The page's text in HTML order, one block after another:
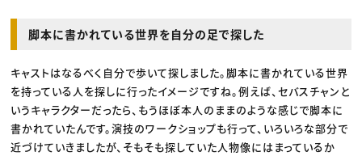
脚本に書かれている世界を自分の足で探した
キャストはなるべく自分で歩いて探しました。脚本に書かれている世界
を持っている人を探しに行ったイメージですね。例えば、セバスチャンと
いうキャラクターだったら、もうほぼ本人のままのような感じで脚本に
書かれていたんです。演技のワークショップも行って、いろいろな部分で
近づけていきましたが、そもそも探していた人物像にはまっているか